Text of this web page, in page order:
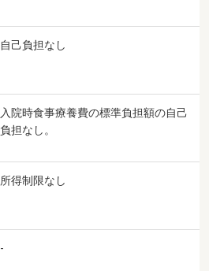
自己負担なし
入院時食事療養費の標準負担額の自己
負担なし。
所得制限なし
-